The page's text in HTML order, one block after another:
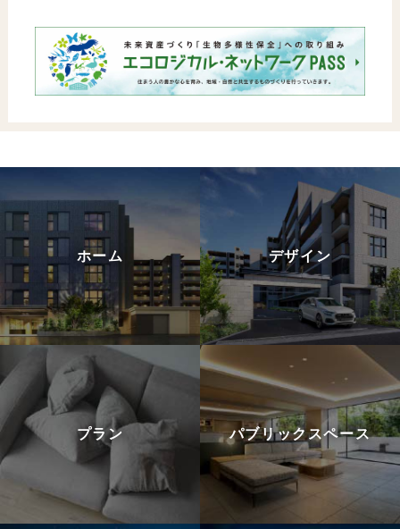
ホーム デザイン
プラン パブリックスペース